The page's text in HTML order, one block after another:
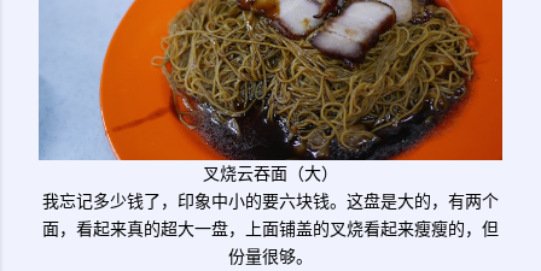
叉烧云吞面（大）
我忘记多少钱了，印象中小的要六块钱。这盘是大的，有两个
面，看起来真的超大一盘，上面铺盖的叉烧看起来瘦瘦的，但
份量很够。